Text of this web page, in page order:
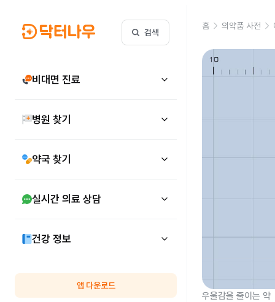
검색
비대면 진료
병원 찾기
약국 찾기
실시간 의료 상담
건강 정보
앱 다운로드
홈 의약품 사전
우울감을 줄이는 약